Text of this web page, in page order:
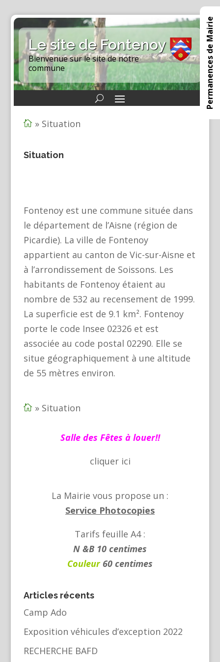
Le site de Fontenoy
Bienvenue sur le site de notre
commune
Permanences de Mairie
» Situation
Situation
Fontenoy est une commune située dans
le département de l’Aisne (région de
Picardie). La ville de Fontenoy
appartient au canton de Vic-sur-Aisne et
à l’arrondissement de Soissons. Les
habitants de Fontenoy étaient au
nombre de 532 au recensement de 1999.
La superficie est de 9.1 km². Fontenoy
porte le code Insee 02326 et est
associée au code postal 02290. Elle se
situe géographiquement à une altitude
de 55 mètres environ.
» Situation
Salle des Fêtes à louer!!
cliquer ici
La Mairie vous propose un :
Service Photocopies
Tarifs feuille A4 :
N &B 10 centimes
Couleur60 centimes
Articles récents
Camp Ado
Exposition véhicules d’exception 2022
RECHERCHE BAFD